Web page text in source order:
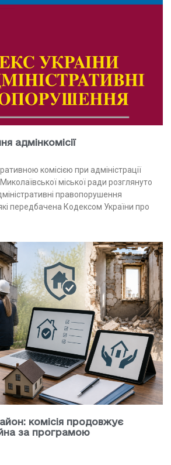
адмінкомісії
комісією при адміністрації
міської ради розглянуто
правопорушення
передбачена Кодексом України про
комісія продовжує
за програмою